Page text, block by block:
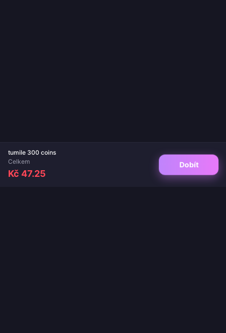
tumile 300 coins
Celkem
Kč 47.25
Dobít